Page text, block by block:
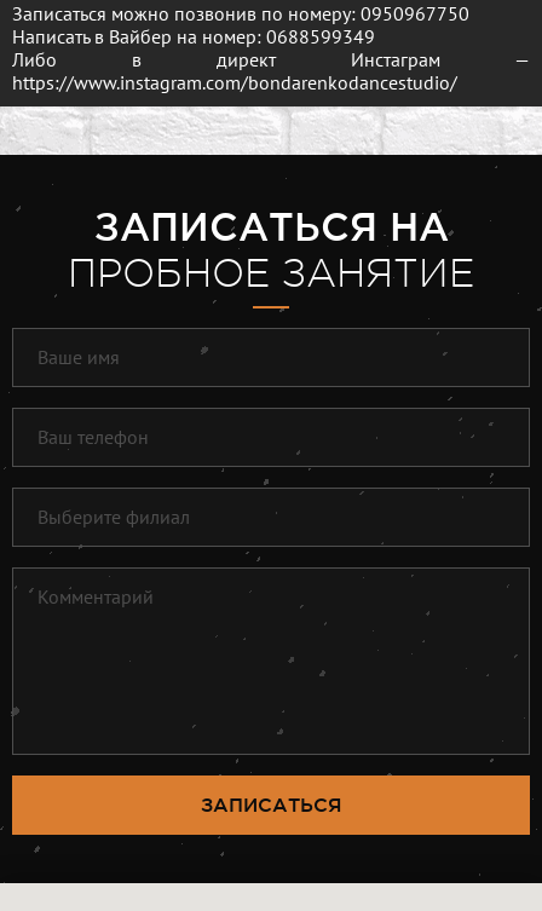
Записаться можно позвонив по номеру: 0950967750
Написать в Вайбер на номер: 0688599349
Либо в директ Инстаграм —
https://www.instagram.com/bondarenkodancestudio/
ЗАПИСАТЬСЯ НА
ПРОБНОЕ ЗАНЯТИЕ
ЗАПИСАТЬСЯ